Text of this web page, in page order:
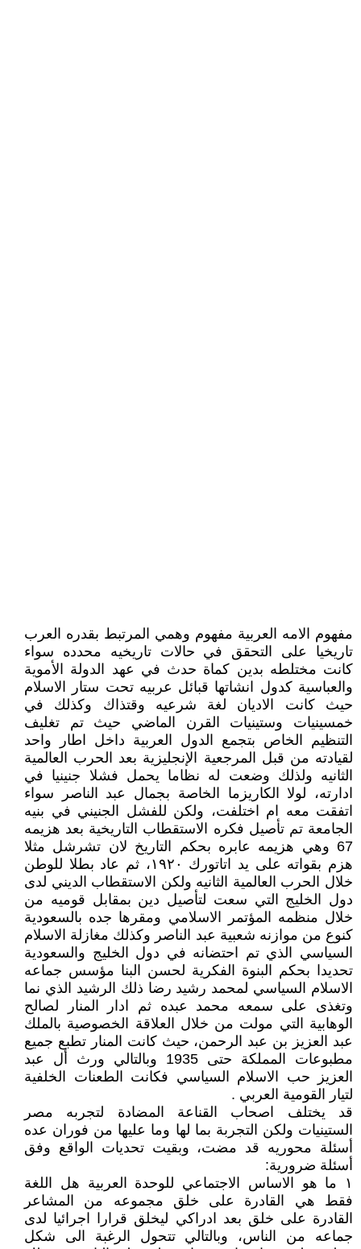
مفهوم الامه العربية مفهوم وهمي المرتبط بقدره العرب
تاريخيا على التحقق في حالات تاريخيه محدده سواء
كانت مختلطه بدين كماة حدث في عهد الدولة الأموية
والعباسية كدول انشاتها قبائل عربيه تحت ستار الاسلام
حيث كانت الاديان لغة شرعيه وقتذاك وكذلك في
خمسينيات وستينيات القرن الماضي حيث تم تغليف
التنظيم الخاص بتجمع الدول العربية داخل اطار واحد
لقيادته من قبل المرجعية الإنجليزية بعد الحرب العالمية
الثانيه ولذلك وضعت له نظاما يحمل فشلا جنينيا في
ادارته، لولا الكاريزما الخاصة بجمال عبد الناصر سواء
اتفقت معه ام اختلفت، ولكن للفشل الجنيني في بنيه
الجامعة تم تأصيل فكره الاستقطاب التاريخية بعد هزيمه
67 وهي هزيمه عابره بحكم التاريخ لان تشرشل مثلا
هزم بقواته على يد اتاتورك ١٩٢٠، ثم عاد بطلا للوطن
خلال الحرب العالمية الثانيه ولكن الاستقطاب الديني لدى
دول الخليج التي سعت لتأصيل دين بمقابل قوميه من
خلال منظمه المؤتمر الاسلامي ومقرها جده بالسعودية
كنوع من موازنه شعبية عبد الناصر وكذلك مغازلة الاسلام
السياسي الذي تم احتضانه في دول الخليج والسعودية
تحديدا بحكم البنوة الفكرية لحسن البنا مؤسس جماعه
الاسلام السياسي لمحمد رشيد رضا ذلك الرشيد الذي نما
وتغذى على سمعه محمد عبده ثم ادار المنار لصالح
الوهابية التي مولت من خلال العلاقة الخصوصية بالملك
عبد العزيز بن عبد الرحمن، حيث كانت المنار تطبع جميع
مطبوعات المملكة حتى 1935 وبالتالي ورث أل عبد
العزيز حب الاسلام السياسي فكانت الطعنات الخلفية
لتيار القومية العربي .
قد يختلف اصحاب القناعة المضادة لتجربه مصر
الستينيات ولكن التجربة بما لها وما عليها من فوران عده
أسئلة محوريه قد مضت، وبقيت تحديات الواقع وفق
أسئلة ضرورية:
١ ما هو الاساس الاجتماعي للوحدة العربية هل اللغة
فقط هي القادرة على خلق مجموعه من المشاعر
القادرة على خلق بعد ادراكي ليخلق قرارا اجرائيا لدى
جماعه من الناس، وبالتالي تتحول الرغبة الى شكل